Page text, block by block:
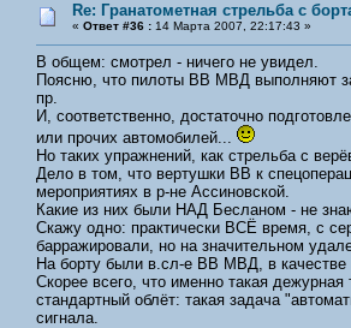
Re: Гранатометная стрельба с
« Ответ #36 :14 Марта 2007, 22:17:43 »
В общем: смотрел - ничего не увидел.
Поясню, что пилоты ВВ МВД выполняют
пр.
И, соответственно, достаточно
или прочих автомобилей...
Но таких упражнений, как стрельба с
Дело в том, что вертушки ВВ к
мероприятиях в р-не Ассиновской.
Какие из них были НАД Бесланом - не
Скажу одно: практически ВСЁ время, с
барражировали, но на значительном
На борту были в.сл-е ВВ МВД, в качестве
Скорее всего, что именно такая
стандартный облёт: такая задача
сигнала.